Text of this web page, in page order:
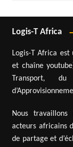
Logis-T Africa
Logis-T Africa est
et chaîne
Transport,
Nous travaillons
acteurs africains
de partage et